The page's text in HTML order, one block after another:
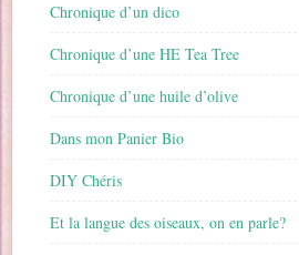
Chronique d’un dico
Chronique d’une HE Tea Tree
Chronique d’une huile d’olive
Dans mon Panier Bio
DIY Chéris
Et la langue des oiseaux, on en parle?